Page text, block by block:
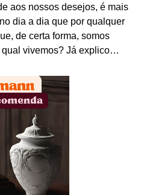
aos nossos desejos, é mais
dia a dia que por qualquer
de certa forma, somos
qual vivemos? Já explico…